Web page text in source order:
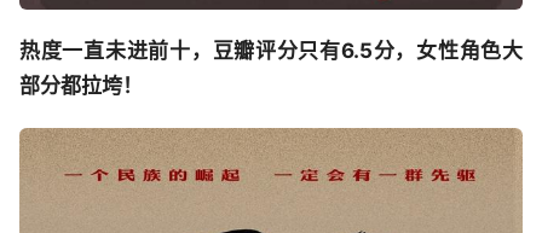
热度一直未进前十，豆瓣评分只有6.5分，女性角色大
部分都拉垮！